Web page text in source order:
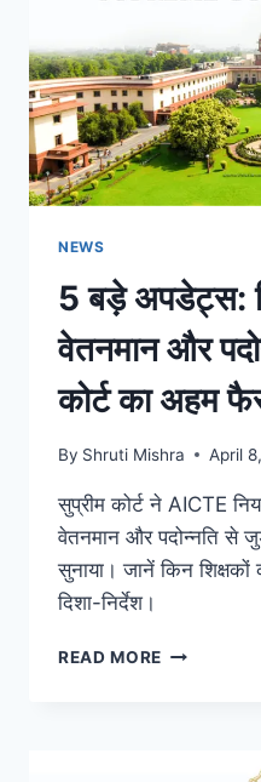
NEWS
5 बड़े अपडेट्स:
वेतनमान और
कोर्ट का अहम
By Shruti Mishra April
सुप्रीम कोर्ट ने AICTE
वेतनमान और पदोन्नति से
सुनाया। जानें किन
दिशा-निर्देश।
READ MORE